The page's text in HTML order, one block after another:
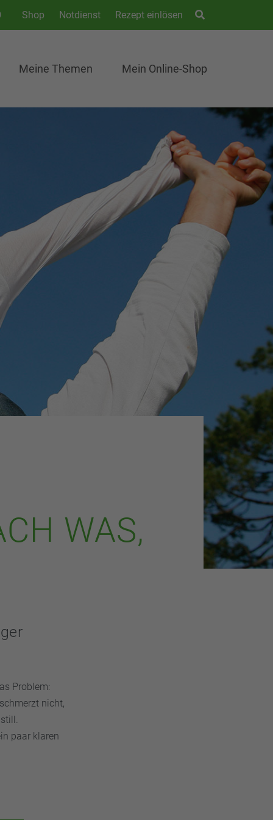
Shop Notdienst Rezept einlösen
Meine Themen Mein Online-Shop
WAS,
Problem:
nicht,
paar klaren